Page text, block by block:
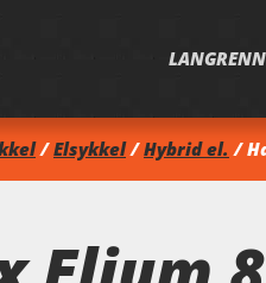
LANGRENN
/Elsykkel/Hybrid el. /